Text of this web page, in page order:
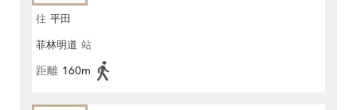
往 平田
菲林明道 站
距離 160m